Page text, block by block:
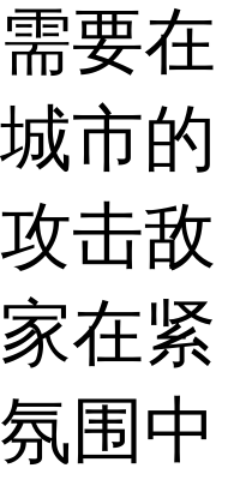
要在
市的
击敌
在紧
围中